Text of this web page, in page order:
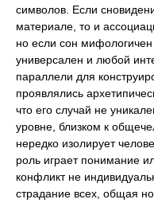
символов. Если
материале, то и
но если сон мифологичен
универсален и любой
параллели для
проявлялись
что его случай не
уровне, близком к
нередко изолирует
роль играет понимание
конфликт не
страдание всех, общая